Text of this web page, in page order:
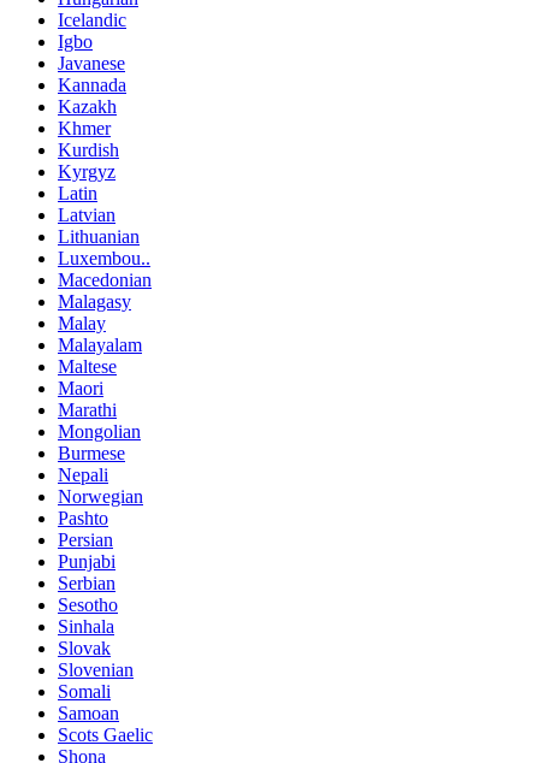
Icelandic
Igbo
Javanese
Kannada
Kazakh
Khmer
Kurdish
Kyrgyz
Latin
Latvian
Lithuanian
Luxembou..
Macedonian
Malagasy
Malay
Malayalam
Maltese
Maori
Marathi
Mongolian
Burmese
Nepali
Norwegian
Pashto
Persian
Punjabi
Serbian
Sesotho
Sinhala
Slovak
Slovenian
Somali
Samoan
Scots Gaelic
Shona